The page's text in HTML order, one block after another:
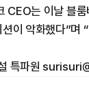
CEO는 이날 블
이 악화했다”며
특파원